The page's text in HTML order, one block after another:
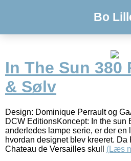
Bo
In The Sun 380
& Sølv
Design: Dominique Perrault og
DCW EditionsKoncept: In the sun
anderledes lampe serie, er der en
hvordan designet blev kreeret. Da
Chateau de Versailles skull (Læs